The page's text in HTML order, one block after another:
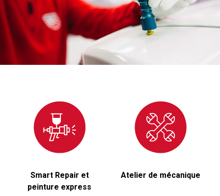
Smart Repair et
peinture express
Atelier de mécanique